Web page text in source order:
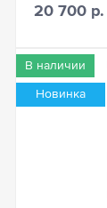
20 700 р.
Новинка
В наличии